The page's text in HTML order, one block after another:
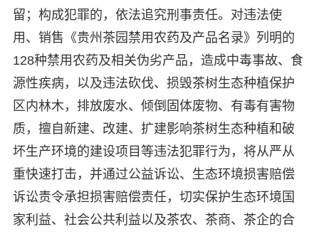
留；构成犯罪的，依法追究刑事责任。对违法使
用、销售《贵州茶园禁用农药及产品名录》列明的
128种禁用农药及相关伪劣产品，造成中毒事故、食
源性疾病，以及违法砍伐、损毁茶树生态种植保护
区内林木，排放废水、倾倒固体废物、有毒有害物
质，擅自新建、改建、扩建影响茶树生态种植和破
坏生产环境的建设项目等违法犯罪行为，将从严从
重快速打击，并通过公益诉讼、生态环境损害赔偿
诉讼责令承担损害赔偿责任，切实保护生态环境国
家利益、社会公共利益以及茶农、茶商、茶企的合